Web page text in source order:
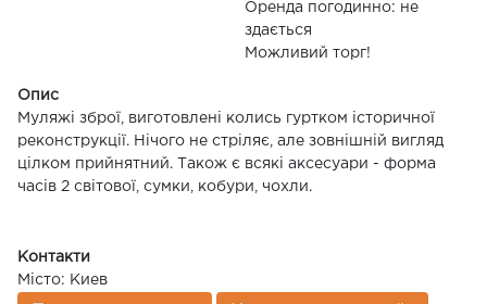
Оренда погодинно: не
здається
Можливий торг!
Опис
Муляжі зброї, виготовлені колись гуртком історичної
реконструкції. Нічого не стріляє, але зовнішній вигляд
цілком прийнятний. Також є всякі аксесуари - форма
часів 2 світової, сумки, кобури, чохли.
Контакти
Місто: Киев